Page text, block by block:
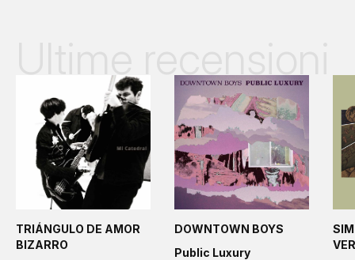
TRIÁNGULO DE AMOR
BIZARRO
DOWNTOWN BOYS
Public Luxury